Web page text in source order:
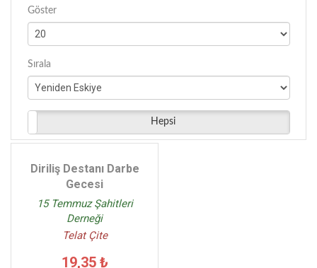
Göster
Sırala
Hepsi
Diriliş Destanı Darbe
Gecesi
15 Temmuz Şahitleri
Derneği
Telat Çite
19,35 ₺